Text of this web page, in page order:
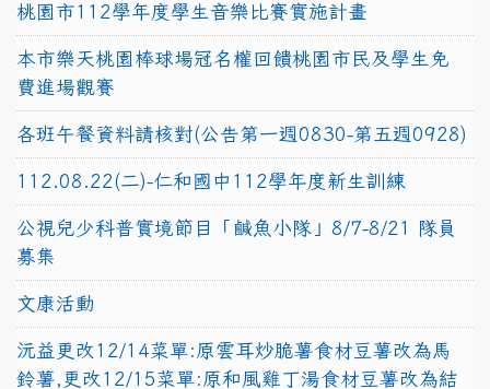
桃園市112學年度學生音樂比賽實施計畫
本市樂天桃園棒球場冠名權回饋桃園市民及學生免
費進場觀賽
各班午餐資料請核對(公告第一週0830-第五週0928)
112.08.22(二)-仁和國中112學年度新生訓練
公視兒少科普實境節目「鹹魚小隊」8/7-8/21 隊員
募集
文康活動
沅益更改12/14菜單:原雲耳炒脆薯食材豆薯改為馬
鈴薯,更改12/15菜單:原和風雞丁湯食材豆薯改為結